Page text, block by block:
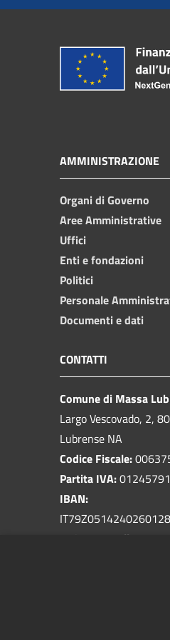
AMMINISTRAZIONE
Organi di Governo
Aree Amministrative
Uffici
Enti e fondazioni
Politici
Personale
Documenti e dati
CONTATTI
Comune di Massa
Largo Vescovado, 2,
Lubrense NA
Codice Fiscale:
Partita IVA:
IBAN: